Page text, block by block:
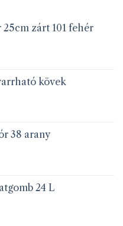
zárt 101 fehér
kövek
38 arany
24 L